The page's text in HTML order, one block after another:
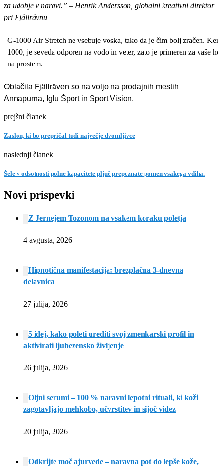
za udobje v naravi.” – Henrik Andersson, globalni kreativni direktor
pri Fjällrävnu
G-1000 Air Stretch ne vsebuje voska, tako da je čim bolj zračen.
1000, je seveda odporen na vodo in veter, zato je primeren za vaše
na prostem.
Oblačila Fjällräven so na voljo na prodajnih mestih
Annapurna, Iglu Šport in Sport Vision.
prejšni članek
Zaslon, ki bo prepričal tudi največje dvomljivce
naslednji članek
Šele v odsotnosti polne kapacitete pljuč prepoznate pomen vsakega vdiha.
Novi prispevki
Z Jernejem Tozonom na vsakem koraku poletja
4 avgusta, 2026
Hipnotična manifestacija: brezplačna 3-dnevna
delavnica
27 julija, 2026
5 idej, kako poleti urediti svoj zmenkarski profil in
aktivirati ljubezensko življenje
26 julija, 2026
Oljni serumi – 100 % naravni lepotni rituali, ki koži
zagotavljajo mehkobo, učvrstitev in sijoč videz
20 julija, 2026
Odkrijte moč ajurvede – naravna pot do lepše kože,